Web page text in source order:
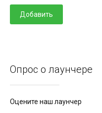
Опрос о лаунчере
Оцените наш лаунчер